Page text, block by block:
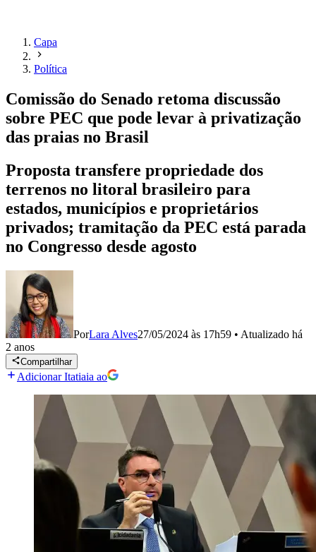
Capa
Política
Comissão do Senado retoma discussão
sobre PEC que pode levar à privatização
das praias no Brasil
Proposta transfere propriedade dos
terrenos no litoral brasileiro para
estados, municípios e proprietários
privados; tramitação da PEC está parada
no Congresso desde agosto
PorLara Alves27/05/2024 às 17h59 • Atualizado há
2 anos
Compartilhar
Adicionar Itatiaia ao